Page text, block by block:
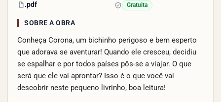
.pdf Gratuita
SOBRE A OBRA
Conheça Corona, um bichinho perigoso e bem esperto
que adorava se aventurar! Quando ele cresceu, decidiu
se espalhar e por todos países pôs-se a viajar. O que
será que ele vai aprontar? Isso é o que você vai
descobrir neste pequeno livrinho, boa leitura!